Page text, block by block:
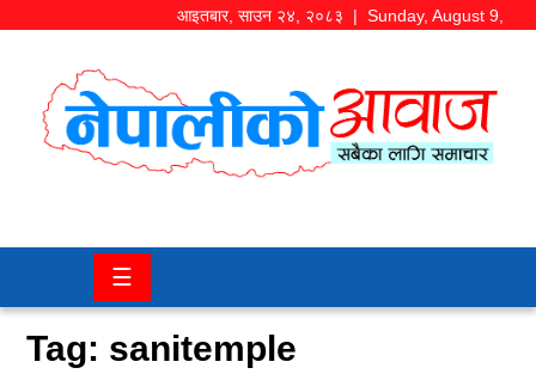
आइतबार, साउन २४, २०८३ | Sunday, August 9,
समाज/
चितवन
कला/
☰
Tag: sanitemple